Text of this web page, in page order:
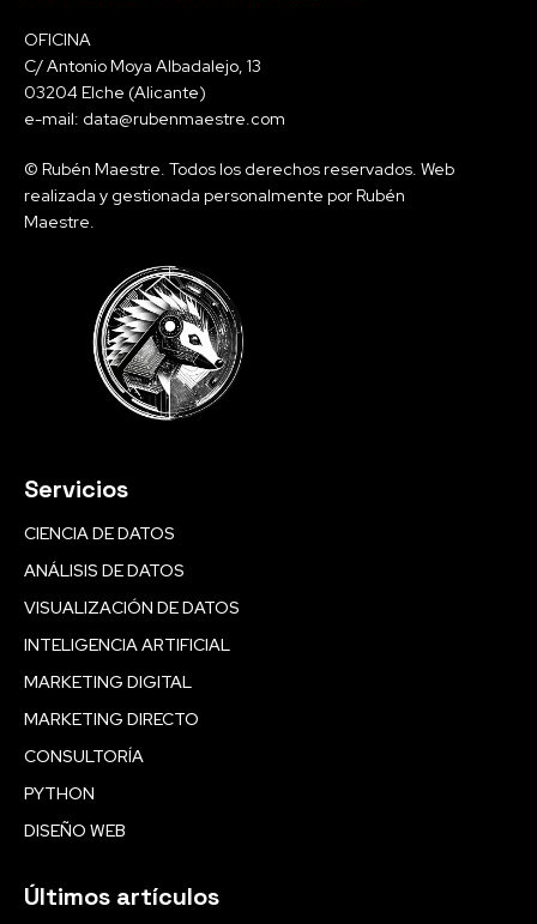
OFICINA
C/ Antonio Moya Albadalejo, 13
03204 Elche (Alicante)
e-mail: data@rubenmaestre.com
© Rubén Maestre. Todos los derechos reservados. Web
realizada y gestionada personalmente por Rubén
Maestre.
Servicios
CIENCIA DE DATOS
ANÁLISIS DE DATOS
VISUALIZACIÓN DE DATOS
INTELIGENCIA ARTIFICIAL
MARKETING DIGITAL
MARKETING DIRECTO
CONSULTORÍA
PYTHON
DISEÑO WEB
Últimos artículos